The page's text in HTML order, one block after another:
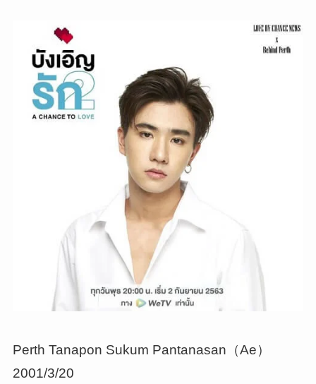
Perth Tanapon Sukum Pantanasan（Ae）
2001/3/20